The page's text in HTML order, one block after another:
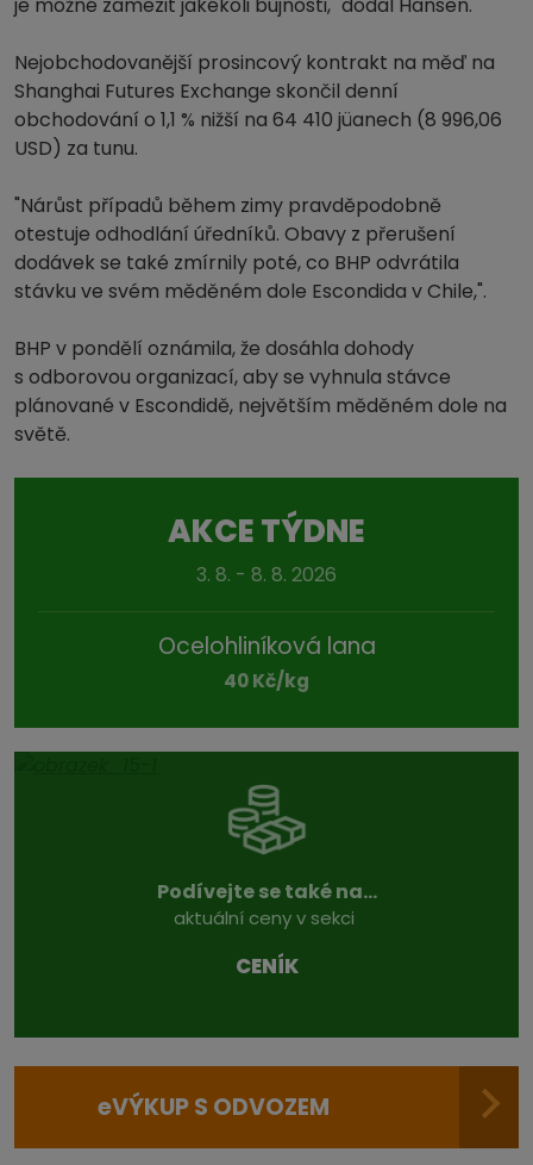
Nejobchodovanější prosincový kontrakt na měď na
Shanghai Futures Exchange skončil denní
obchodování o 1,1 % nižší na 64 410 jüanech (8 996,06
USD) za tunu.
"Nárůst případů během zimy pravděpodobně
otestuje odhodlání úředníků. Obavy z přerušení
dodávek se také zmírnily poté, co BHP odvrátila
stávku ve svém měděném dole Escondida v Chile,".
BHP v pondělí oznámila, že dosáhla dohody
s odborovou organizací, aby se vyhnula stávce
plánované v Escondidě, největším měděném dole na
světě.
AKCE TÝDNE
3. 8. - 8. 8. 2026
Ocelohliníková lana
40 Kč/kg
Podívejte se také na...
aktuální ceny v sekci
CENÍK
eVÝKUP S ODVOZEM